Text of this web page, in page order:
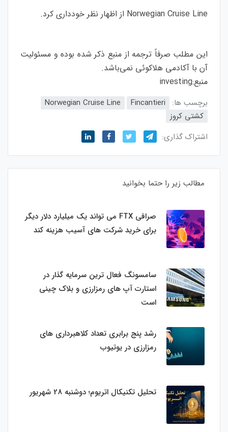
Norwegian Cruise Line از اظهار نظر خودداری کرد.
این مطلب صرفاً ترجمه از منبع ذکر شده بوده و مسئولیت
آن با آکادمی هلاکوئی نمی‌باشد.
منبع:investing
برچسب ها: Fincantieri
Norwegian Cruise Line
کشتی کروز
اشتراک گذاری:
مطالب زیر را حتما بخوانید
صرافی FTX می تواند یک میلیارد دلار دیگر
برای خرید شرکت های آسیب هزینه کند
سامسونگ فعال‌ ترین سرمایه‌ گذار در
استارت‌ آپ‌ های رمزارزی و بلاک چینی
است
رشد پنج برابری تعداد کلاهبرداری های
رمزارزی در یوتیوب
تحلیل تکنیکال اتریوم؛ دوشنبه 28 شهریور